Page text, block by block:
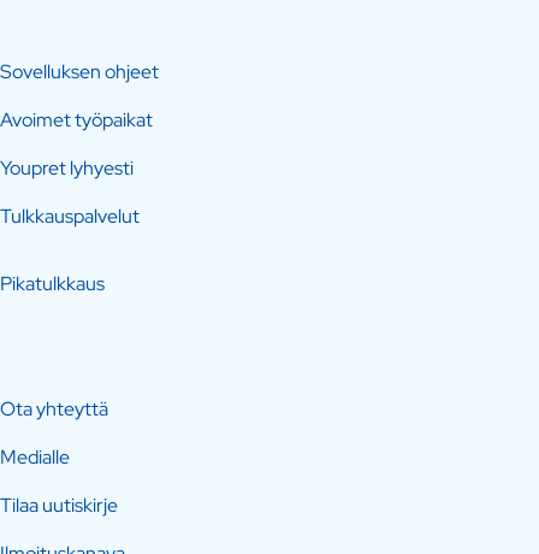
Sovelluksen ohjeet
Avoimet työpaikat
Youpret lyhyesti
Tulkkauspalvelut
Pikatulkkaus
Ota yhteyttä
Medialle
Tilaa uutiskirje